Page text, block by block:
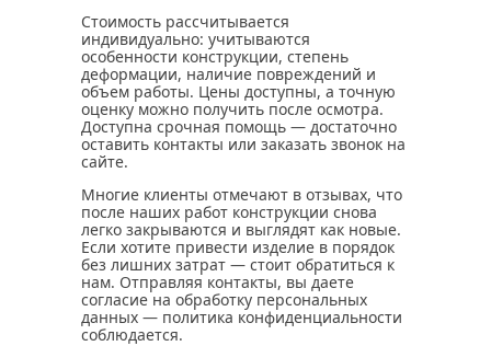
Стоимость рассчитывается
индивидуально: учитываются
особенности конструкции, степень
деформации, наличие повреждений и
объем работы. Цены доступны, а точную
оценку можно получить после осмотра.
Доступна срочная помощь — достаточно
оставить контакты или заказать звонок на
сайте.
Многие клиенты отмечают в отзывах, что
после наших работ конструкции снова
легко закрываются и выглядят как новые.
Если хотите привести изделие в порядок
без лишних затрат — стоит обратиться к
нам. Отправляя контакты, вы даете
согласие на обработку персональных
данных — политика конфиденциальности
соблюдается.